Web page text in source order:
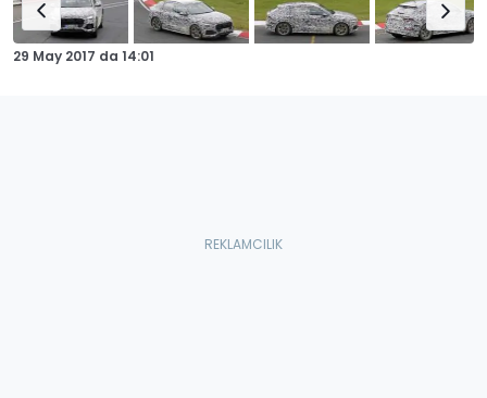
29 May 2017 da 14:01